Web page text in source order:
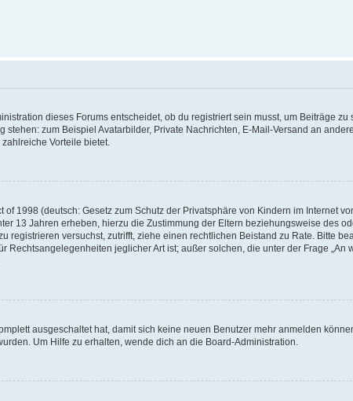
dieses Forums entscheidet, ob du registriert sein musst, um Beiträge
zum Beispiel Avatarbilder, Private Nachrichten, E-Mail-Versand an
Vorteile bietet.
1998 (deutsch: Gesetz zum Schutz der Privatsphäre von Kindern im Internet
13 Jahren erheben, hierzu die Zustimmung der Eltern beziehungsweise des
registrieren versuchst, zutrifft, ziehe einen rechtlichen Beistand zu Rate. Bitte
Rechtsangelegenheiten jeglicher Art ist; außer solchen, die unter der Frage
ausgeschaltet hat, damit sich keine neuen Benutzer mehr anmelden
Um Hilfe zu erhalten, wende dich an die Board-Administration.